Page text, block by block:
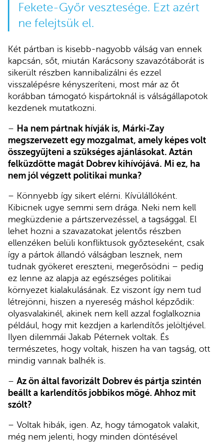
Fekete-Győr vesztesége. Ezt azért
ne felejtsük el.
Két pártban is kisebb-nagyobb válság van ennek
kapcsán, sőt, miután Karácsony szavazótáborát is
sikerült részben kannibalizálni és ezzel
visszalépésre kényszeríteni, most már az őt
korábban támogató kispártoknál is válságállapotok
kezdenek mutatkozni.
– Ha nem pártnak hívják is, Márki-Zay
megszervezett egy mozgalmat, amely képes volt
összegyűjteni a szükséges ajánlásokat. Aztán
felküzdötte magát Dobrev kihívójává. Mi ez, ha
nem jól végzett politikai munka?
– Könnyebb így sikert elérni. Kívülállóként.
Kibicnek ugye semmi sem drága. Neki nem kell
megküzdenie a pártszervezéssel, a tagsággal. El
lehet hozni a szavazatokat jelentős részben
ellenzéken belüli konfliktusok győzteseként, csak
így a pártok állandó válságban lesznek, nem
tudnak gyökeret ereszteni, megerősödni – pedig
ez lenne az alapja az egészséges politikai
környezet kialakulásának. Ez viszont így nem tud
létrejönni, hiszen a nyereség máshol képződik:
olyasvalakinél, akinek nem kell azzal foglalkoznia
például, hogy mit kezdjen a karlendítős jelöltjével.
Ilyen dilemmái Jakab Péternek voltak. És
természetes, hogy voltak, hiszen ha van tagság, ott
mindig vannak balhék is.
– Az ön által favorizált Dobrev és pártja szintén
beállt a karlendítős jobbikos mögé. Ahhoz mit
szólt?
– Voltak hibák, igen. Az, hogy támogatok valakit,
még nem jelenti, hogy minden döntésével